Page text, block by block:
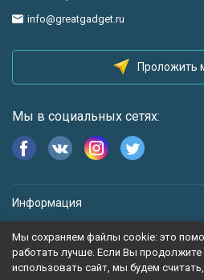
info@greatgadget.ru
Проложить
Мы в социальных сетях:
Информация
Мы сохраняем файлы cookie: это
работать лучше. Если Вы продолжите
использовать сайт, мы будем